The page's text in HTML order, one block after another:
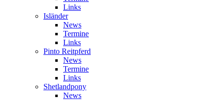
Links
Isländer
News
Termine
Links
Pinto Reitpferd
News
Termine
Links
Shetlandpony
News